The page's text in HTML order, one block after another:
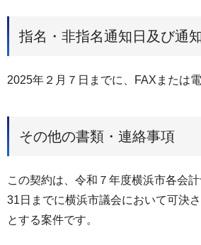
指名・非指名通知日及び通
2025年２月７日までに、FAXまたは
その他の書類・連絡事項
この契約は、令和７年度横浜市各会
31日までに横浜市議会において可決
とする案件です。